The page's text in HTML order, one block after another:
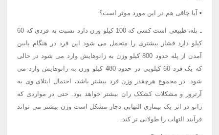
▪ آیا چاقی هم در این مورد موثر است؟
ـ بله، طبیعی است کسی که 100 کیلو وزن دارد نسبت به فردی که 60
کیلو دارد فشار بیشتری را متحمل می شود این فرد در هنگام پایین
آمدن از پله حدود 800 کیلو وزن به زانوهایش وارد می شود در حالی
که یک فرد 60 کیلویی در حدود 480 کیلو وزن به زانوهایش وارد می
شود. در مجموع هرچقدر وزن فرد بیشتر باشد، احتمال ابتلای وی به
آرتروز و مشکلات کشکک ران بیشتر خواهد بود. حتی در مواردی که
زانو در اثر یک بیماری التهابی دچار مشکل است وزن بیشتر می تواند
فرآیند التهاب را طولانی تر کند.